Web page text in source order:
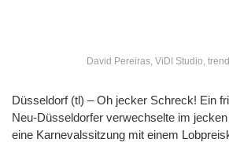
David Pereiras, ViDI Studio,
Düsseldorf (tl) – Oh jecker Schreck! Ein
Neu-Düsseldorfer verwechselte im
eine Karnevalssitzung mit einem